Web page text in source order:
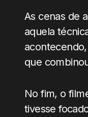
As cenas de
aquela
que
No fim, o
tivesse